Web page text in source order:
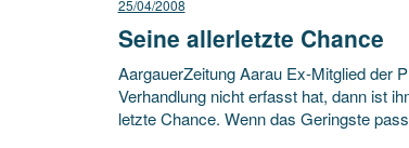
25/04/2008
Seine allerletzte Chance
AargauerZeitung Aarau Ex-Mitglied der
Verhandlung nicht erfasst hat, dann ist
letzte Chance. Wenn das Geringste